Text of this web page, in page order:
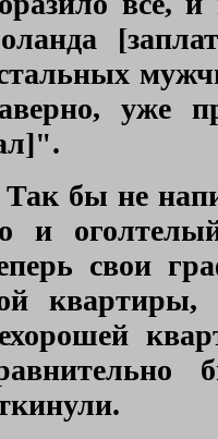
уже
".
Так бы не
и
свои
квартиры,